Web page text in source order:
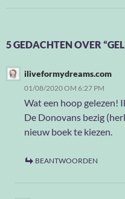
5 GEDACHTEN OVER
iliveformydreams.com
01/08/2020 OM 6:27 PM
Wat een hoop gelezen!
De Donovans bezig
nieuw boek te kiezen.
BEANTWOORDEN